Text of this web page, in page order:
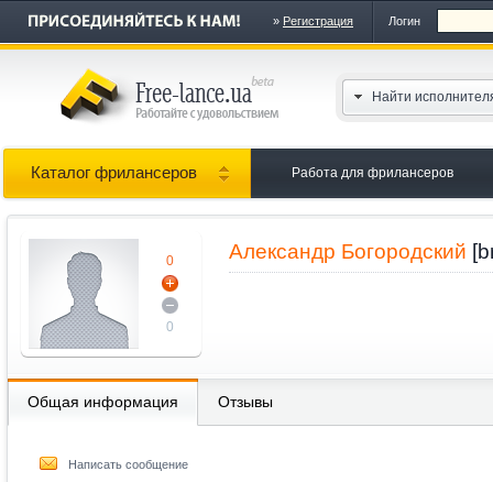
» Регистрация Логин
Найти
Каталог фрилансеров Работа для фрилансеров
0
0
Александр Богородский
Общая информация Отзывы
Написать сообщение